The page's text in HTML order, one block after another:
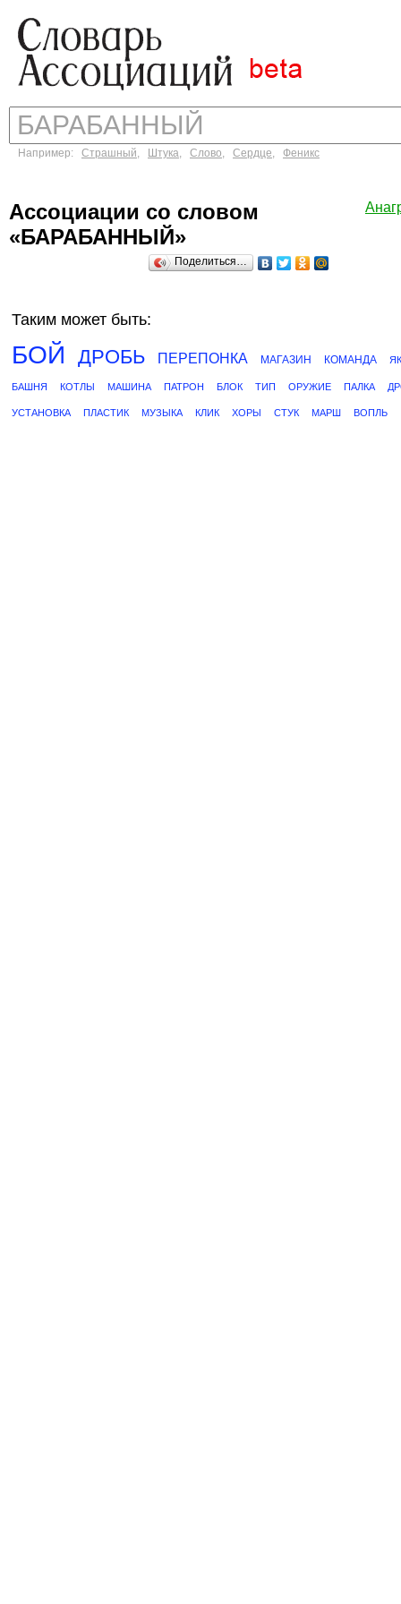
Например: Страшный, Штука, Слово, Сердце, Феникс
Ассоциации со словом
«БАРАБАННЫЙ»
Поделиться…
Таким может быть:
БОЙ ДРОБЬ ПЕРЕПОНКА МАГАЗИН КОМАНДА
БАШНЯ КОТЛЫ МАШИНА ПАТРОН БЛОК ТИП ОРУЖИЕ ПАЛКА
УСТАНОВКА ПЛАСТИК МУЗЫКА КЛИК ХОРЫ СТУК МАРШ ВОПЛЬ